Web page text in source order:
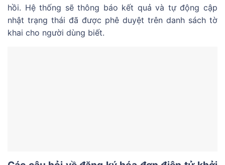
hồi. Hệ thống sẽ thông báo kết quả và tự động cập
nhật trạng thái đã được phê duyệt trên danh sách tờ
khai cho người dùng biết.